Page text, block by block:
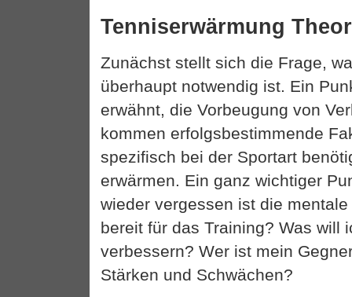
Tenniserwärmung
Zunächst stellt sich die Frage,
überhaupt notwendig ist. Ein
erwähnt, die Vorbeugung von
kommen erfolgsbestimmende
spezifisch bei der Sportart
erwärmen. Ein ganz wichtiger
wieder vergessen ist die
bereit für das Training? Was will
verbessern? Wer ist mein
Stärken und Schwächen?